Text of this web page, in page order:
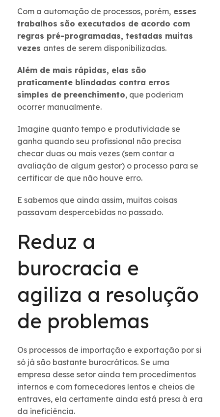
Com a automação de processos, porém, esses
trabalhos são executados de acordo com
regras pré-programadas, testadas muitas
vezes antes de serem disponibilizadas.
Além de mais rápidas, elas são
praticamente blindadas contra erros
simples de preenchimento, que poderiam
ocorrer manualmente.
Imagine quanto tempo e produtividade se
ganha quando seu profissional não precisa
checar duas ou mais vezes (sem contar a
avaliação de algum gestor) o processo para se
certificar de que não houve erro.
E sabemos que ainda assim, muitas coisas
passavam despercebidas no passado.
Reduz a
burocracia e
agiliza a resolução
de problemas
Os processos de importação e exportação por si
só já são bastante burocráticos. Se uma
empresa desse setor ainda tem procedimentos
internos e com fornecedores lentos e cheios de
entraves, ela certamente ainda está presa à era
da ineficiência.